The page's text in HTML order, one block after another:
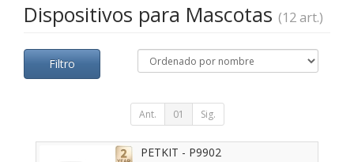
Dispositivos para Mascotas (12 art.)
Filtro
Ant. 01 Sig.
PETKIT - P9902